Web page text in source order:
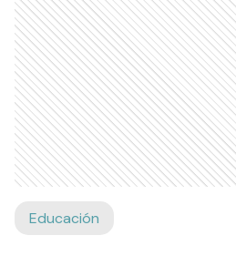
Educación